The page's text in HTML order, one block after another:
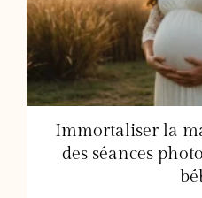
Immortaliser la
des séances